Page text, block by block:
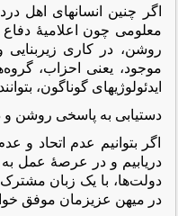
اگر چنین انسانهای اهل
معلومی چون اعلامیۀ
روشن، در کاری
موجود، یعنی احزاب،
ایدئولوژیهای گوناگون،
دستیابی به پاسخی روشن و
اگر بتوانیم عدم اتحاد
دریابیم و در عرصۀ عمل به
دولت‌ها، با یک زبان
در میهن عزیزمان موفق